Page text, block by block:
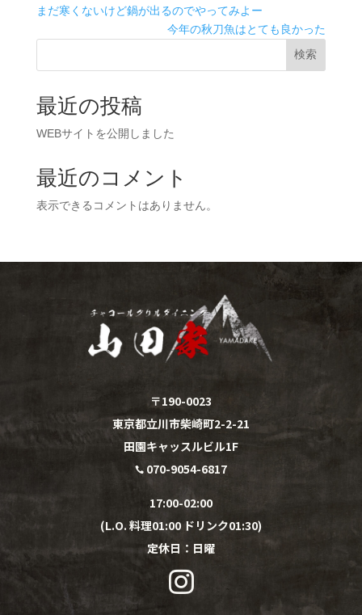
まだ寒くないけど鍋が出るのでやってみよー
今年の秋刀魚はとても良かった
検索
最近の投稿
WEBサイトを公開しました
最近のコメント
表示できるコメントはありません。
〒190-0023
東京都立川市柴崎町2-2-21
田園キャッスルビル1F
 070-9054-6817
17:00-02:00
(L.O. 料理01:00 ドリンク01:30)
定休日： 日曜
